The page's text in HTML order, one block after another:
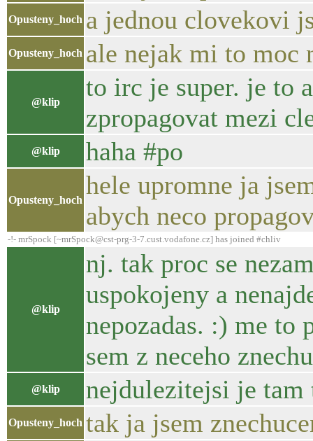
Opusteny_hoch a jednou clovekovi
Opusteny_hoch ale nejak mi to moc
@klip
to irc je super. je to
zpropagovat mezi
@klip haha #po
Opusteny_hoch
hele upromne ja
abych neco
-!- mrSpock [~mrSpock@cst-prg-3-7.cust.vodafone.cz] has joined #chliv
@klip
nj. tak proc se
uspokojeny a
nepozadas. :) me to
sem z neceho
@klip nejdulezitejsi je
Opusteny_hoch tak ja jsem